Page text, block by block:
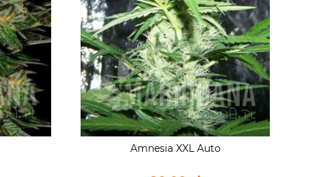
Amnesia XXL Auto